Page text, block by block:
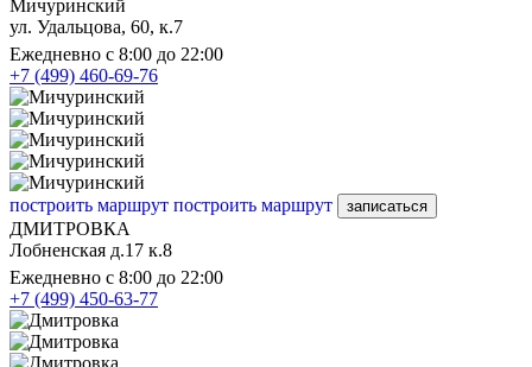
Мичуринский
ул. Удальцова, 60, к.7
Ежедневно с 8:00 до 22:00
+7 (499) 460-69-76
построить маршрут построить маршрут записаться
ДМИТРОВКА
Лобненская д.17 к.8
Ежедневно с 8:00 до 22:00
+7 (499) 450-63-77